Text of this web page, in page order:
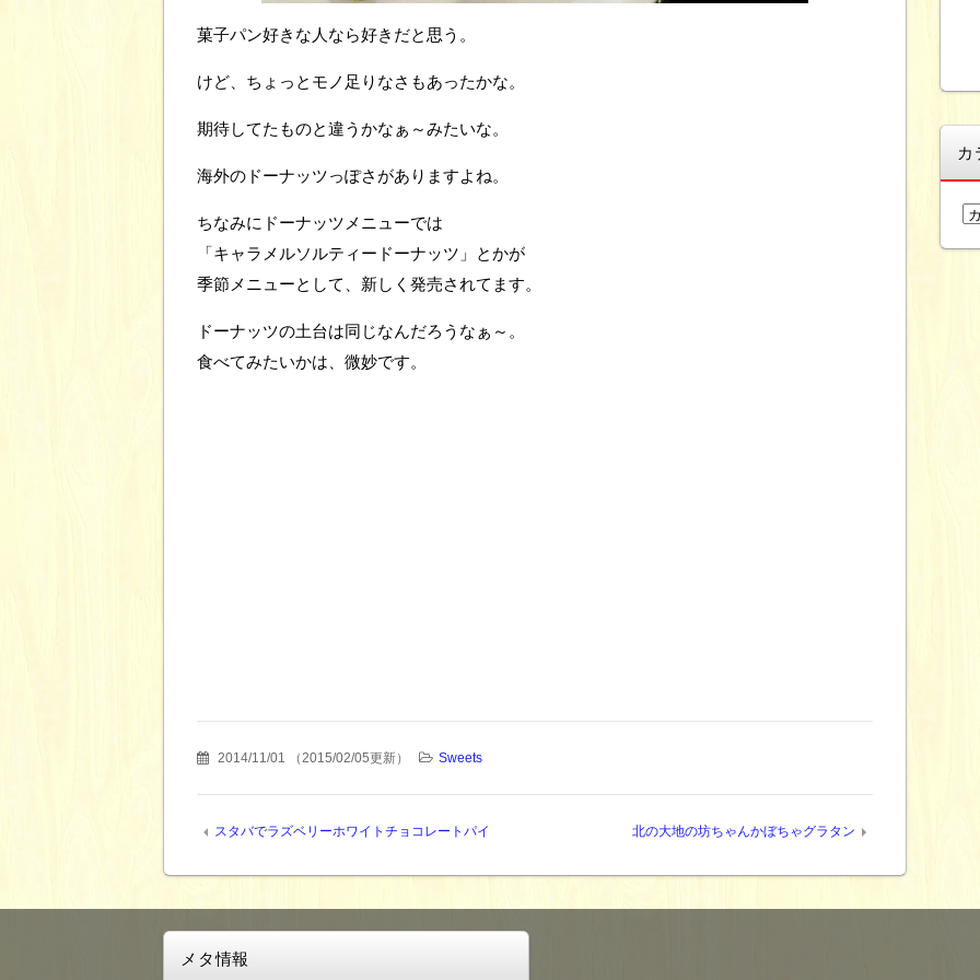
菓子パン好きな人なら好きだと思う。
けど、ちょっとモノ足りなさもあったかな。
期待してたものと違うかなぁ～みたいな。
海外のドーナッツっぽさがありますよね。
ちなみにドーナッツメニューでは
「キャラメルソルティードーナッツ」とかが
季節メニューとして、新しく発売されてます。
ドーナッツの土台は同じなんだろうなぁ～。
食べてみたいかは、微妙です。
2014/11/01 （2015/02/05更新） Sweets
スタバでラズベリーホワイトチョコレートパイ 北の大地の坊ちゃんかぼちゃグラタン
カ
カ
メタ情報